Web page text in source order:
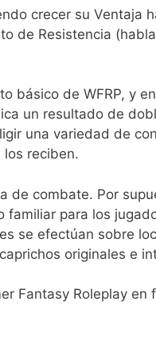
crecer su Ventaja
de Resistencia
básico de WFRP, y
un resultado de
una variedad de
reciben.
de combate. Por
familiar para los
se efectúan sobre
originales e
Fantasy Roleplay en